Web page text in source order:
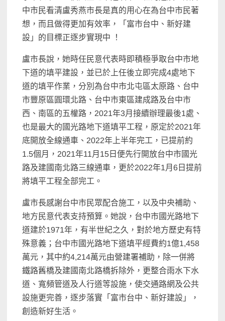
中市民看清盧秀燕市長是真的用心在為台中市民著
想，而且做得更加有效率，「富市台中、新好建
設」的目標正逐步實現中 ！
盧市長說，她時任民意代表時即積極爭取台中市地
下道的填平建設，並已於上任後立即完成4處地下
道的填平作業，分別為台中市北屯區太原路、台中
市豐原區圓環北路、台中市東區建成路及台中市
西、南區的五權路，2021年3月接續辦理最後1處、
也是最大的國光路地下道填平工程，原定於2021年
底開放全線通車、2022年上半年完工，已提前約
1.5個月，2021年11月15日便先行開放台中市國光
路及建國南北路三線通車，更於2022年1月6日提前
將填平工程全部完工。
盧市長感謝台中市民眾配合施工，以及中央補助、
地方民意代表支持預算。她說，台中市國光路地下
道建於1971年，有半世紀之久，對於地方歷史有特
殊意義；台中市國光路地下道填平經費約1億1,458
萬元，其中約4,214萬元由營建署補助，除一併將
鐵路舊橋及建國南北路橋拆除外，更整合雨水下水
道、寬頻管道及人行道等設施，使交通路網及公共
設施更完善，逐步落實「富市台中、新好建設」，
創造新好生活。